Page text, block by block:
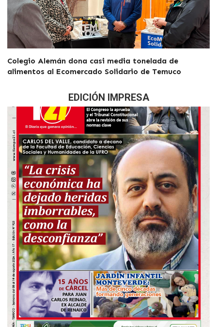
Colegio Alemán dona casi media tonelada de
alimentos al Ecomercado Solidario de Temuco
EDICIÓN IMPRESA